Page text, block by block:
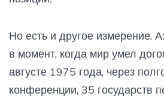
Но есть и другое измерение.
в момент, когда мир умел
августе 1975 года, через
конференции, 35 государств